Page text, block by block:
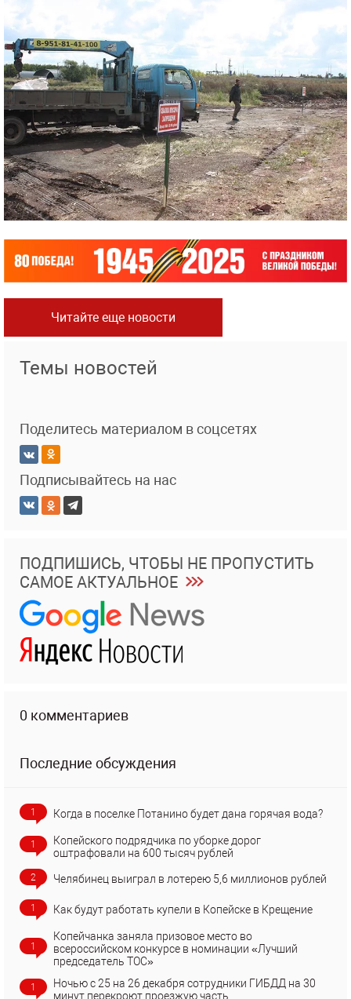
Читайте еще новости
Темы новостей
Поделитесь материалом в соцсетях
Подписывайтесь на нас
ПОДПИШИСЬ, ЧТОБЫ НЕ ПРОПУСТИТЬ
САМОЕ АКТУАЛЬНОЕ
0 комментариев
Последние обсуждения
1 Когда в поселке Потанино будет дана горячая вода?
1
Копейского подрядчика по уборке дорог
оштрафовали на 600 тысяч рублей
2 Челябинец выиграл в лотерею 5,6 миллионов рублей
1 Как будут работать купели в Копейске в Крещение
1
Копейчанка заняла призовое место во
всероссийском конкурсе в номинации «Лучший
председатель ТОС»
1
Ночью с 25 на 26 декабря сотрудники ГИБДД на 30
минут перекроют проезжую часть